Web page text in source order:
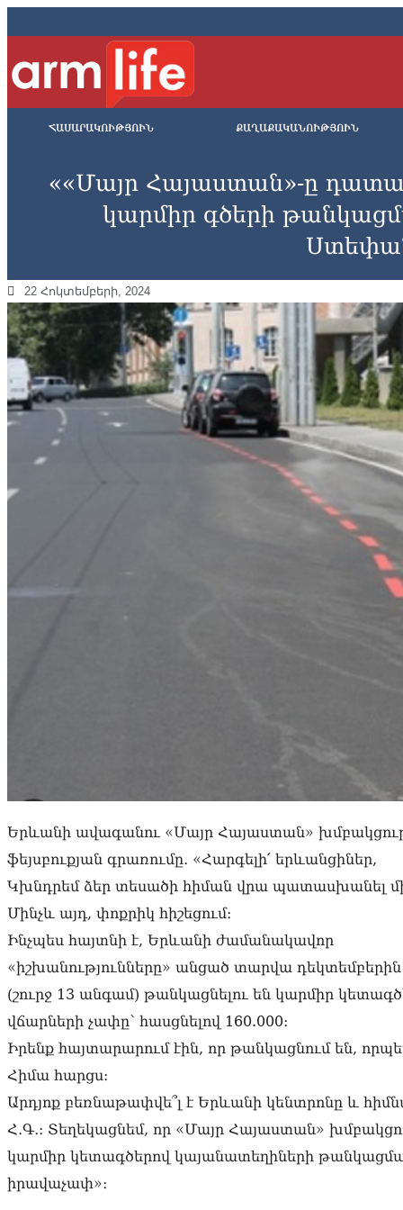
ՀԱՍԱՐԱԿՈՒԹՅՈՒՆ ՔԱՂԱՔԱԿԱՆՈՒԹՅՈՒՆ
««Մայր Հայաստան»-ը
կարմիր գծերի
22 Հոկտեմբերի, 2024
Երևանի ավագանու «Մայր Հայաստան»
ֆեյսբուքյան գրառումը․ «Հարգելի՛ երևանցիներ,
Կխնդրեմ ձեր տեսածի հիման վրա պատասխանել
Մինչև այդ, փոքրիկ հիշեցում։
Ինչպես հայտնի է, Երևանի ժամանակավոր
«իշխանությունները» անցած տարվա դեկտեմբերին
(շուրջ 13 անգամ) թանկացնելու են կարմիր
վճարների չափը՝ հասցնելով 160.000։
Իրենք հայտարարում էին, որ թանկացնում են,
Հիմա հարցս։
Արդյոք բեռնաթափվե՞լ է Երևանի կենտրոնը և
Հ․Գ․։ Տեղեկացնեմ, որ «Մայր Հայաստան»
կարմիր կետագծերով կայանատեղիների
իրավաչափ»։